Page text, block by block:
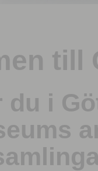
till
du i